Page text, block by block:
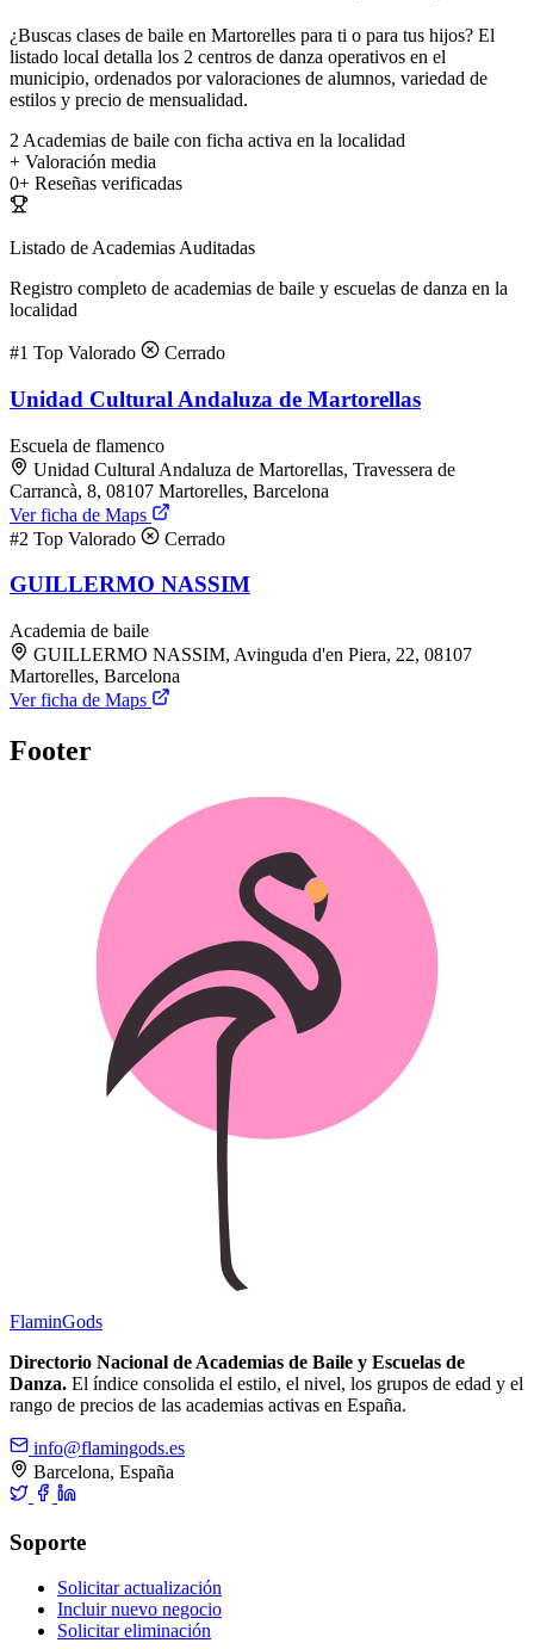
¿Buscas clases de baile en Martorelles para ti o para tus hijos? El
listado local detalla los 2 centros de danza operativos en el
municipio, ordenados por valoraciones de alumnos, variedad de
estilos y precio de mensualidad.
2 Academias de baile con ficha activa en la localidad
+ Valoración media
0+ Reseñas verificadas
Listado de Academias Auditadas
Registro completo de academias de baile y escuelas de danza en la
localidad
#1 Top Valorado Cerrado
Unidad Cultural Andaluza de Martorellas
Escuela de flamenco
Unidad Cultural Andaluza de Martorellas, Travessera de
Carrancà, 8, 08107 Martorelles, Barcelona
Ver ficha de Maps
#2 Top Valorado Cerrado
GUILLERMO NASSIM
Academia de baile
GUILLERMO NASSIM, Avinguda d'en Piera, 22, 08107
Martorelles, Barcelona
Ver ficha de Maps
Footer
FlaminGods
Directorio Nacional de Academias de Baile y Escuelas de
Danza. El índice consolida el estilo, el nivel, los grupos de edad y el
rango de precios de las academias activas en España.
info@flamingods.es
Barcelona, España
Soporte
Solicitar actualización
Incluir nuevo negocio
Solicitar eliminación